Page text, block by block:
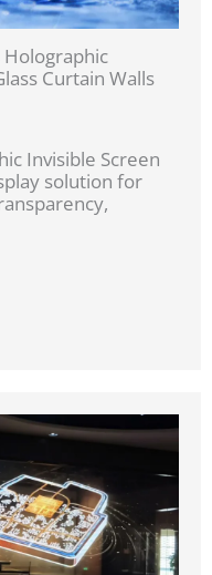
Holographic
Curtain Walls
Invisible Screen
solution for